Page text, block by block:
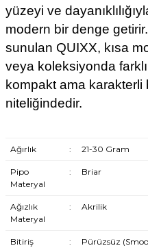
yüzeyi ve
modern bir denge
sunulan QUIXX, kısa
veya koleksiyonda
kompakt ama karakterli
niteliğindedir.
Ağırlık : 21-30 Gram
Pipo
Materyal
: Briar
Ağızlık
Materyal
: Akrilik
Bitiriş
: Pürüzsüz